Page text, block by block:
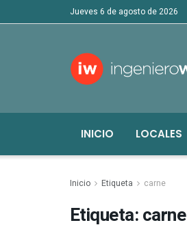
jueves 6 de agosto de 2026
INICIO LOCALES
Inicio Etiqueta carne
Etiqueta:carne